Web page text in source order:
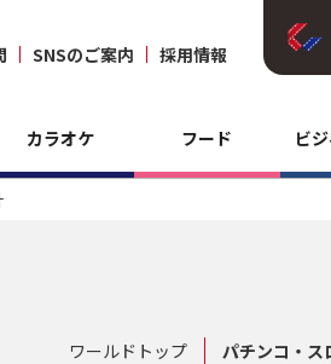
SNSのご案内 採用情報
カラオケ フード ビ
ワールドトップ パチンコ・ス